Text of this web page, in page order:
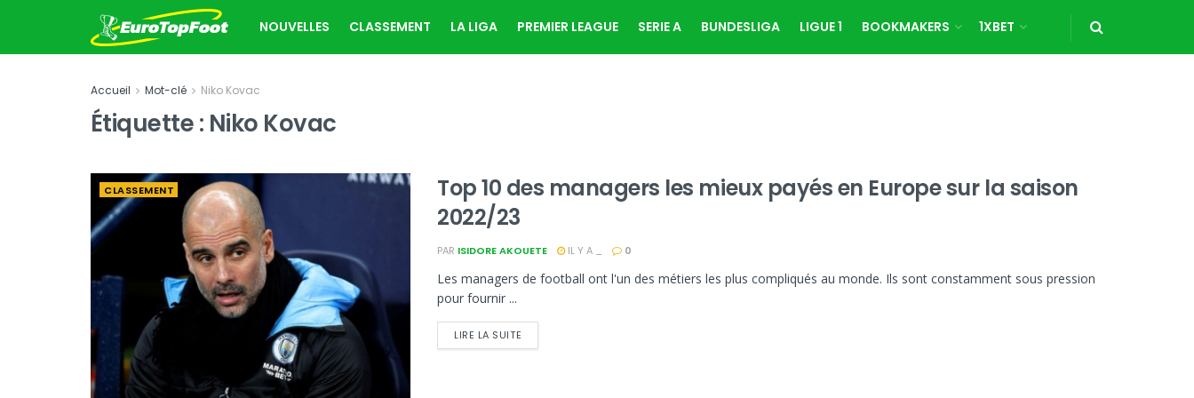
NOUVELLES CLASSEMENT LA LIGA PREMIER LEAGUE SERIE A BUNDESLIGA LIGUE 1 BOOKMAKERS 1XBET
Accueil Mot-clé Niko Kovac
Étiquette : Niko Kovac
CLASSEMENT
Top 10 des managers les mieux payés en Europe sur la saison
2022/23
PAR ISIDORE AKOUETE IL Y A _ 0
Les managers de football ont l'un des métiers les plus compliqués au monde. Ils sont constamment sous pression
pour fournir ...
LIRE LA SUITE